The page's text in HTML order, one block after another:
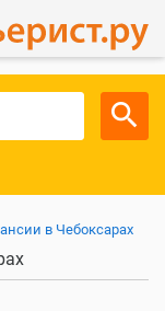
в Чебоксарах